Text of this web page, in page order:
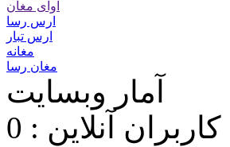
آوای مغان
ارس رسا
ارس تبار
مغانه
مغان رسا
آمار وبسایت
کاربران آنلاین : 0